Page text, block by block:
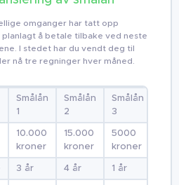
omganger har tatt opp
planlagt å betale tilbake ved neste
I stedet har du vendt deg til
nå tre regninger hver måned.
Smålån
1
Smålån
2
Smålån
3
10.000
kroner
15.000
kroner
5000
kroner
3 år 4 år 1 år